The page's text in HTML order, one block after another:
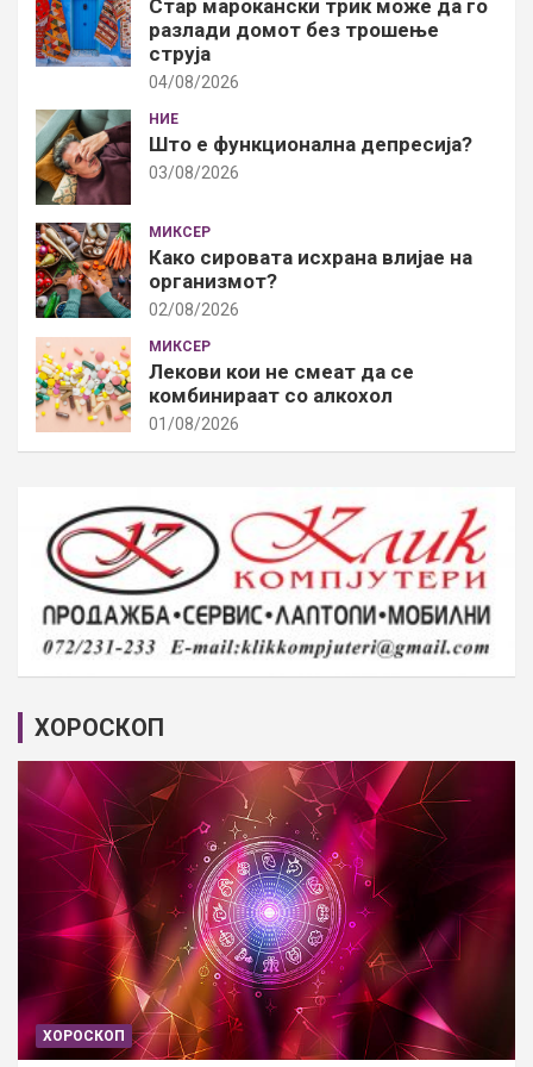
Стар марокански трик може да го
разлади домот без трошење
струја
04/08/2026
НИЕ
Што е функционална депресија?
03/08/2026
МИКСЕР
Како сировата исхрана влијае на
организмот?
02/08/2026
МИКСЕР
Лекови кои не смеат да се
комбинираат со алкохол
01/08/2026
ХОРОСКОП
ХОРОСКОП